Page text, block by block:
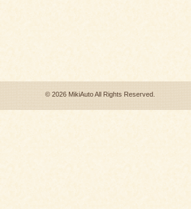
© 2026 MikiAuto All Rights Reserved.